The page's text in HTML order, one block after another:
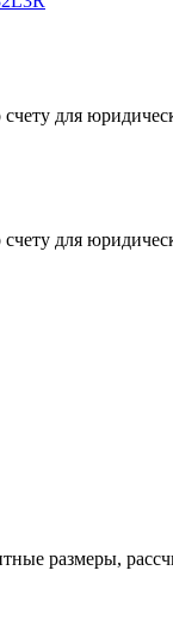
счету для
счету для
размеры,